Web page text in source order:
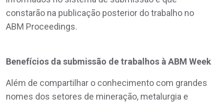
constarão na publicação posterior do trabalho no
ABM Proceedings.
Benefícios da submissão de trabalhos à ABM Week
Além de compartilhar o conhecimento com grandes
nomes dos setores de mineração, metalurgia e